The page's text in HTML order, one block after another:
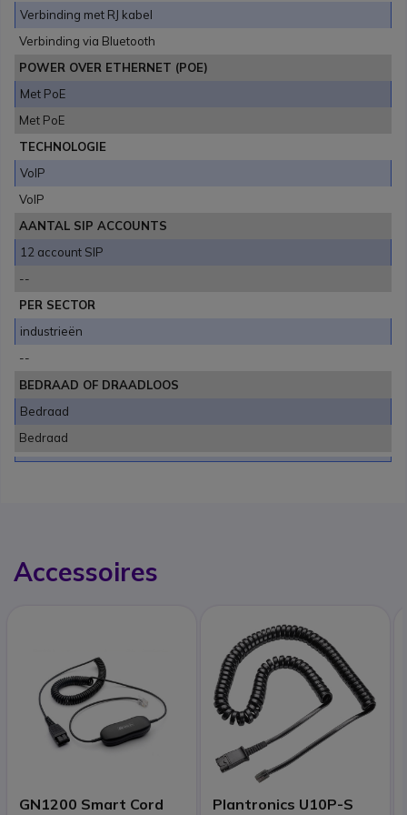
Verbinding met RJ kabel
Verbinding via Bluetooth
POWER OVER ETHERNET (POE)
Met PoE
Met PoE
TECHNOLOGIE
VoIP
VoIP
AANTAL SIP ACCOUNTS
12 account SIP
--
PER SECTOR
industrieën
--
BEDRAAD OF DRAADLOOS
Bedraad
Bedraad
Accessoires
GN1200 Smart Cord
Plantronics U10P-S